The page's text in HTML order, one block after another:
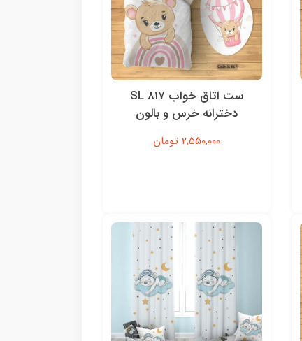
ست اتاق خواب SL 817
دخترانه خرس و بالون
2,550,000 تومان